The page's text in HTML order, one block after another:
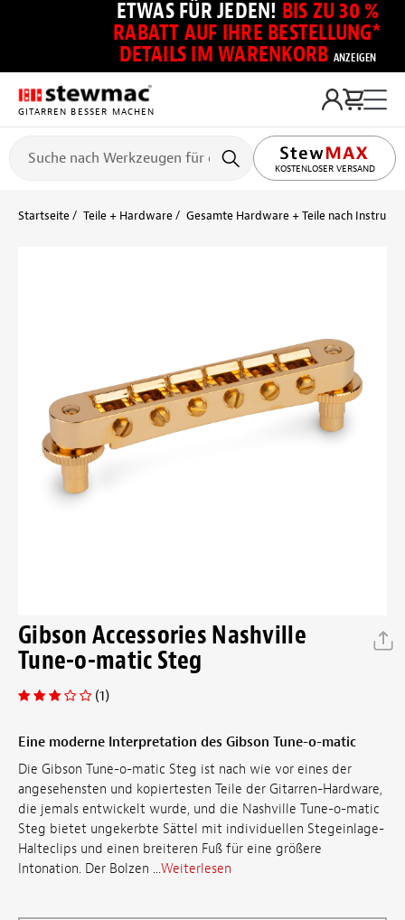
ETWAS FÜR JEDEN! BIS ZU 30 %
RABATT AUF IHRE BESTELLUNG*
DETAILS IM WARENKORB ANZEIGEN
GITARREN BESSER MACHEN
KOSTENLOSER VERSAND
Startseite Teile + Hardware Gesamte Hardware + Teile nach
Gibson Accessories Nashville
Tune-o-matic Steg
(1)
Eine moderne Interpretation des Gibson Tune-o-matic
Die Gibson Tune-o-matic Steg ist nach wie vor eines der
angesehensten und kopiertesten Teile der Gitarren-Hardware,
die jemals entwickelt wurde, und die Nashville Tune-o-matic
Steg bietet ungekerbte Sättel mit individuellen Stegeinlage-
Halteclips und einen breiteren Fuß für eine größere
Intonation. Der Bolzen ...Weiterlesen